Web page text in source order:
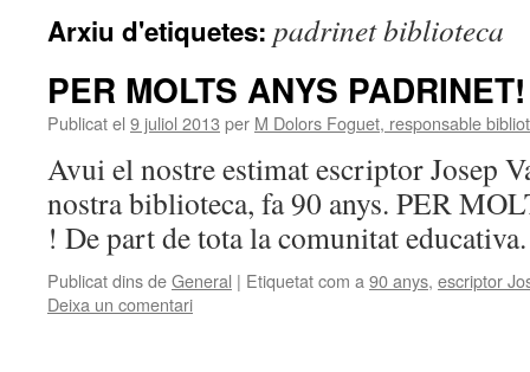
Arxiu d'etiquetes: padrinet biblioteca
PER MOLTS ANYS PADRINET!
Publicat el 9 juliol 2013 per M Dolors Foguet, responsable
Avui el nostre estimat escriptor Josep
nostra biblioteca, fa 90 anys. PER
! De part de tota la comunitat educativa.
Publicat dins deGeneral | Etiquetat com a 90 anys, escriptor
Deixa un comentari